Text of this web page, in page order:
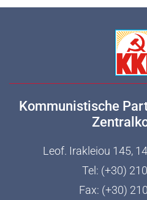
Kommunistische
Leof. Irakleiou 145,
Tel: (+30)
Fax: (+30)